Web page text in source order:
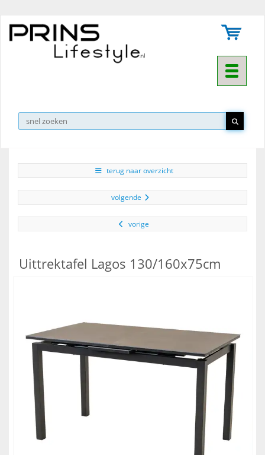
Toggle
▼
terug naar overzicht
volgende
vorige
Uittrektafel Lagos 130/160x75cm